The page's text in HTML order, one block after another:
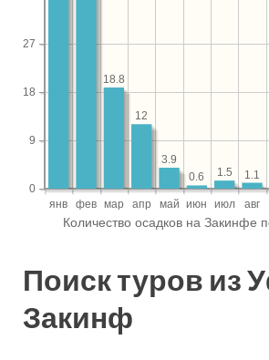
Поиск туров из
Закинф